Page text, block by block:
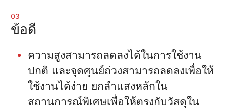
03
ข้อดี
ความสูงสามารถลดลงได้ในการใช้งาน
ปกติ และจุดศูนย์ถ่วงสามารถลดลงเพื่อให้
ใช้งานได้ง่าย ยกลำแสงหลักใน
สถานการณ์พิเศษเพื่อให้ตรงกับวัสดุใน